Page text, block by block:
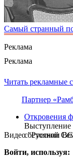
Самый странный
Реклама
Реклама
Видео "Русской
Читать рекламные
Партнер
Откровения
Выступление
состоянии
Войти, используя: